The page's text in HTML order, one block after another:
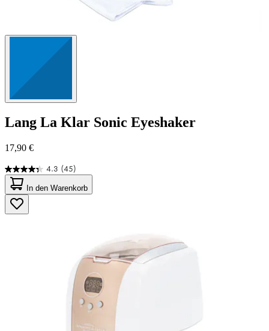
Lang La Klar Sonic Eyeshaker
17,90 €
4.3 (45)
4.3
von
5
Sternen.
45
In den Warenkorb